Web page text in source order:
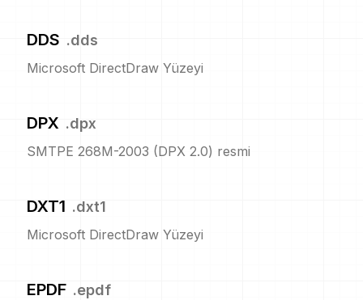
DDS .dds
Microsoft DirectDraw Yüzeyi
DPX .dpx
SMTPE 268M-2003 (DPX 2.0) resmi
DXT1 .dxt1
Microsoft DirectDraw Yüzeyi
EPDF .epdf